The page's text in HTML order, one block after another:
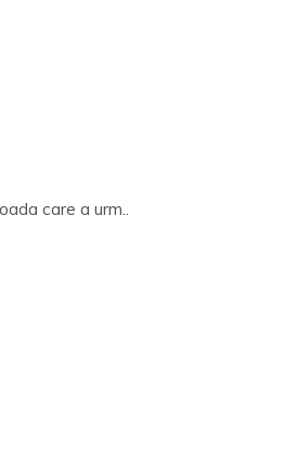
care a urm..